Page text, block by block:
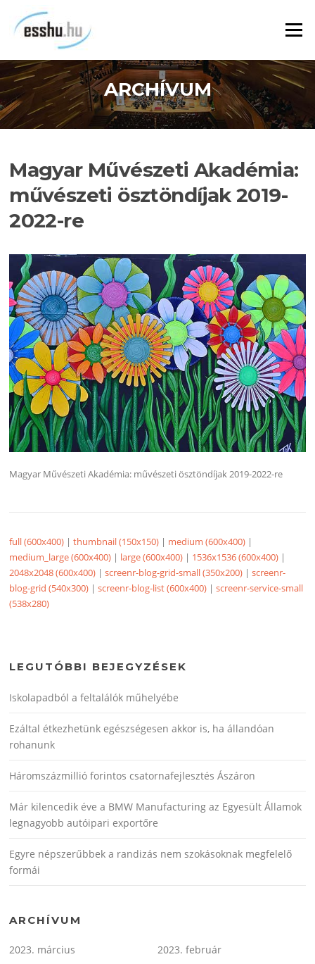
tartalomra
Menü
ARCHÍVUM
Magyar Művészeti Akadémia:
művészeti ösztöndíjak 2019-
2022-re
Magyar Művészeti Akadémia: művészeti ösztöndíjak 2019-2022-re
full (600x400) |thumbnail (150x150) | medium (600x400) |
medium_large (600x400) | large (600x400) | 1536x1536 (600x400) |
2048x2048 (600x400) |screenr-blog-grid-small (350x200) |screenr-
blog-grid (540x300) |screenr-blog-list (600x400) |screenr-service-small
(538x280)
LEGUTÓBBI BEJEGYZÉSEK
Iskolapadból a feltalálók műhelyébe
Ezáltal étkezhetünk egészségesen akkor is, ha állandóan
rohanunk
Háromszázmillió forintos csatornafejlesztés Ászáron
Már kilencedik éve a BMW Manufacturing az Egyesült Államok
legnagyobb autóipari exportőre
Egyre népszerűbbek a randizás nem szokásoknak megfelelő
formái
ARCHÍVUM
2023. március
2023. február